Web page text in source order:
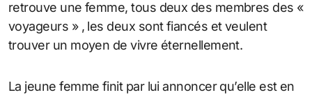
retrouve une femme, tous deux des membres des «
voyageurs » , les deux sont fiancés et veulent
trouver un moyen de vivre éternellement.
La jeune femme finit par lui annoncer qu’elle est en